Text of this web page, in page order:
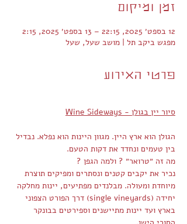
זמן ומיקום
12 בספט׳ 2025, 22:15 – 13 בספט׳ 2025, 2:15
מפגש ביקב תל | מושב שעל, שעל
פרטי האירוע
סיור יין בגולן - Wine Sideways
הגולן הוא ארץ היין. מגוון היינות הוא נפלא. נבדיל
בין טעמים ונחדד את דקות הטעם.
מה זה ״טרואר״ ? ולמה הגפן ?
נכיר את יקבים קטנים ונסתרים ומפיקים תוצרת
מיוחדת ומעולה. מבלנדים מפתיעים, יינות מחלקה
יחידה (single vineyards) דרך הפורט הצפוני
בארץ ועד יינות מתיישנים וספירטים בבונקר